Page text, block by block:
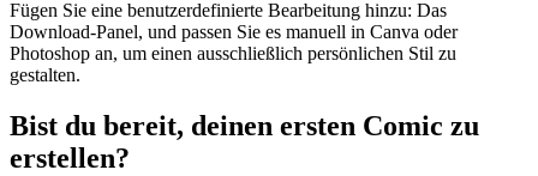
Fügen Sie eine benutzerdefinierte Bearbeitung hinzu: Das
Download-Panel, und passen Sie es manuell in Canva oder
Photoshop an, um einen ausschließlich persönlichen Stil zu
gestalten.
Bist du bereit, deinen ersten Comic zu
erstellen?